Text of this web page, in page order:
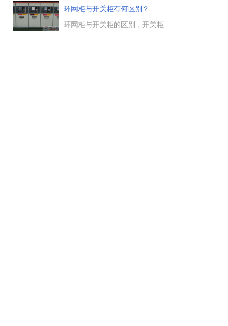
线安全距离是不一样的，远离高
压线，减少高压线带来的危害，
那么高压线的安全距离到底是多
环网柜与开关柜有何区别？
环网柜与开关柜的区别，开关柜